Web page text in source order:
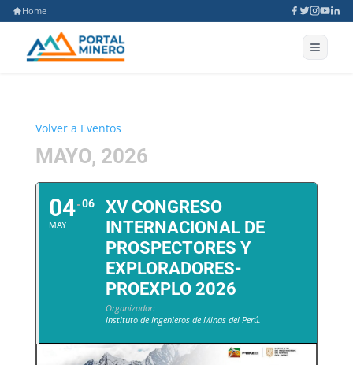
Home
Volver a Eventos
MAYO, 2026
04
MAY
06
XV CONGRESO
INTERNACIONAL DE
PROSPECTORES Y
EXPLORADORES-
PROEXPLO 2026
Organizador:
Instituto de Ingenieros de Minas del Perú.